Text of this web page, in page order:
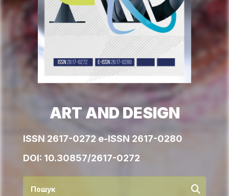
ART AND DESIGN
ISSN 2617-0272 e-ISSN 2617-0280
DOI: 10.30857/2617-0272